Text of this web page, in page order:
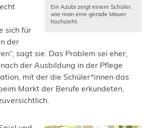
Ein Azubi zeigt einem Schüler,
wie man eine gerade Mauer
hochzieht.
sich für
der
sagt sie. Das Problem sei eher,
der Ausbildung in der Pflege
mit der die Schüler*innen das
Markt der Berufe erkundeten,